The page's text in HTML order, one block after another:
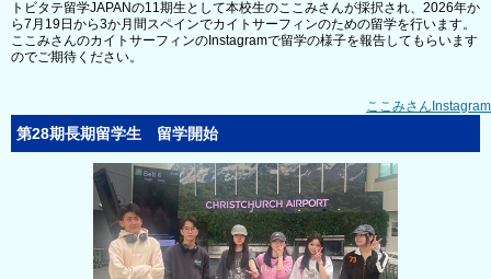
トビタテ留学JAPANの11期生として本校生のここみさんが採択され、2026年か
ら7月19日から3か月間スペインでカイトサーフィンのための留学を行います。
ここみさんのカイトサーフィンのInstagramで留学の様子を報告してもらいます
のでご期待ください。
ここみさんInstagram
第28期長期留学生 留学開始